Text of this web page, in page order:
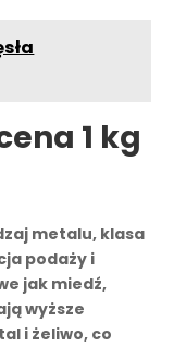
1 kg
metalu, klasa
podaży i
jak miedź,
wyższe
i żeliwo, co